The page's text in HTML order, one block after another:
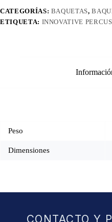
CATEGORÍAS: BAQUETAS,
ETIQUETA: INNOVATIVE
Peso
Dimensiones
CONTACTO Y